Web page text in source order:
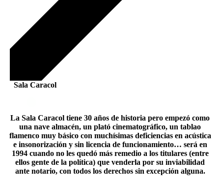
Sala Caracol
La Sala Caracol tiene 30 años de historia pero empezó como
una nave almacén, un plató cinematográfico, un tablao
flamenco muy básico con muchísimas deficiencias en acústica
e insonorización y sin licencia de funcionamiento… será en
1994 cuando no les quedó más remedio a los titulares (entre
ellos gente de la política) que venderla por su inviabilidad
ante notario, con todos los derechos sin excepción alguna.